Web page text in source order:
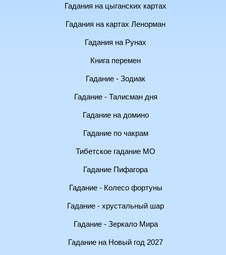
Гадания на цыганских картах
Гадания на картах Ленорман
Гадания на Рунах
Книга перемен
Гадание - Зодиак
Гадание - Талисман дня
Гадание на домино
Гадание по чакрам
Тибетское гадание МО
Гадание Пифагора
Гадание - Колесо фортуны
Гадание - хрустальный шар
Гадание - Зеркало Мира
Гадание на Новый год 2027